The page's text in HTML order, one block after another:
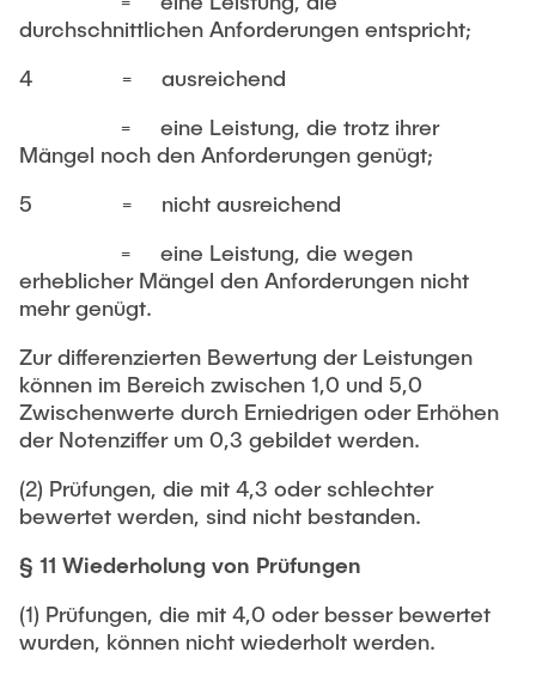
durchschnittlichen Anforderungen entspricht;
4 = ausreichend
= eine Leistung, die trotz ihrer
Mängel noch den Anforderungen genügt;
5 = nicht ausreichend
= eine Leistung, die wegen
erheblicher Mängel den Anforderungen nicht
mehr genügt.
Zur differenzierten Bewertung der Leistungen
können im Bereich zwischen 1,0 und 5,0
Zwischenwerte durch Erniedrigen oder Erhöhen
der Notenziffer um 0,3 gebildet werden.
(2) Prüfungen, die mit 4,3 oder schlechter
bewertet werden, sind nicht bestanden.
§ 11 Wiederholung von Prüfungen
(1) Prüfungen, die mit 4,0 oder besser bewertet
wurden, können nicht wiederholt werden.